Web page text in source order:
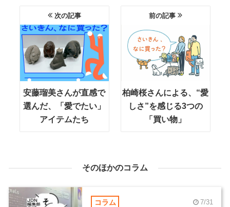
次の記事
安藤瑠美さんが直感で
選んだ、「愛でたい」
アイテムたち
前の記事
柏崎桜さんによる、“愛
しさ”を感じる3つの
「買い物」
そのほかのコラム
コラム 7/31